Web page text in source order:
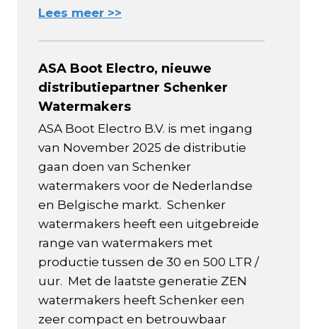
Lees meer >>
ASA Boot Electro, nieuwe
distributiepartner Schenker
Watermakers
ASA Boot Electro B.V. is met ingang
van November 2025 de distributie
gaan doen van Schenker
watermakers voor de Nederlandse
en Belgische markt. Schenker
watermakers heeft een uitgebreide
range van watermakers met
productie tussen de 30 en 500 LTR /
uur. Met de laatste generatie ZEN
watermakers heeft Schenker een
zeer compact en betrouwbaar